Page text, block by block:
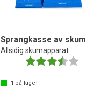
Sprangkasse av skum
Allsidig skumapparat
Karakter:
1 på lager